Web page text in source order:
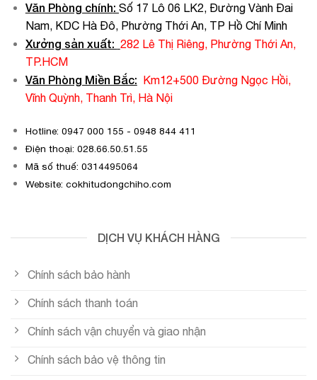
Văn Phòng chính: Số 17 Lô 06 LK2, Đường Vành Đai
Nam, KDC Hà Đô, Phường Thới An, TP Hồ Chí Minh
Xưởng sản xuất: 282 Lê Thị Riêng, Phường Thới An,
TP.HCM
Văn Phòng Miền Bắc:
Km12+500 Đường Ngọc Hồi,
Vĩnh Quỳnh, Thanh Trì, Hà Nội
Hotline: 0947 000 155 - 0948 844 411
Điện thoại: 028.66.50.51.55
Mã số thuế: 0314495064
Website: cokhitudongchiho.com
DỊCH VỤ KHÁCH HÀNG
Chính sách bảo hành
Chính sách thanh toán
Chính sách vận chuyển và giao nhận
Chính sách bảo vệ thông tin